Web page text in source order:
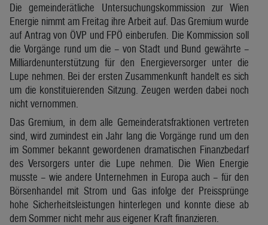
Die gemeinderätliche Untersuchungskommission zur Wien
Energie nimmt am Freitag ihre Arbeit auf. Das Gremium wurde
auf Antrag von ÖVP und FPÖ einberufen. Die Kommission soll
die Vorgänge rund um die – von Stadt und Bund gewährte –
Milliardenunterstützung für den Energieversorger unter die
Lupe nehmen. Bei der ersten Zusammenkunft handelt es sich
um die konstituierenden Sitzung. Zeugen werden dabei noch
nicht vernommen.
Das Gremium, in dem alle Gemeinderatsfraktionen vertreten
sind, wird zumindest ein Jahr lang die Vorgänge rund um den
im Sommer bekannt gewordenen dramatischen Finanzbedarf
des Versorgers unter die Lupe nehmen. Die Wien Energie
musste – wie andere Unternehmen in Europa auch – für den
Börsenhandel mit Strom und Gas infolge der Preissprünge
hohe Sicherheitsleistungen hinterlegen und konnte diese ab
dem Sommer nicht mehr aus eigener Kraft finanzieren.